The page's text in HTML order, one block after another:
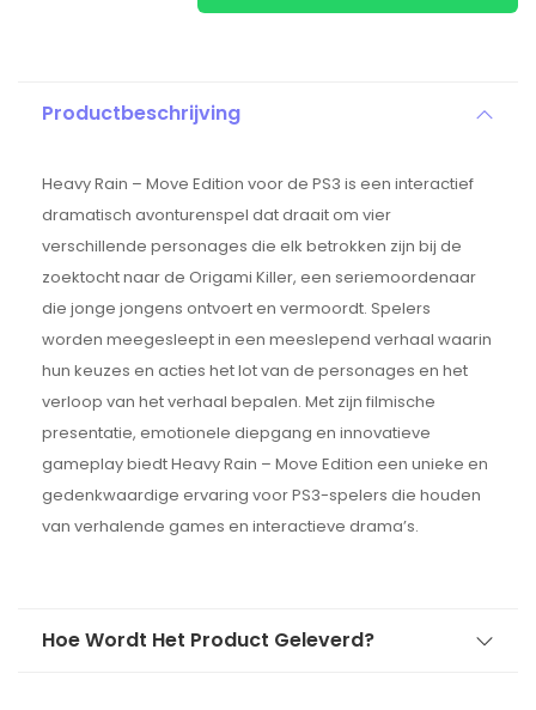
Productbeschrijving
Heavy Rain – Move Edition voor de PS3 is een interactief
dramatisch avonturenspel dat draait om vier
verschillende personages die elk betrokken zijn bij de
zoektocht naar de Origami Killer, een seriemoordenaar
die jonge jongens ontvoert en vermoordt. Spelers
worden meegesleept in een meeslepend verhaal waarin
hun keuzes en acties het lot van de personages en het
verloop van het verhaal bepalen. Met zijn filmische
presentatie, emotionele diepgang en innovatieve
gameplay biedt Heavy Rain – Move Edition een unieke en
gedenkwaardige ervaring voor PS3-spelers die houden
van verhalende games en interactieve drama’s.
Hoe Wordt Het Product Geleverd?